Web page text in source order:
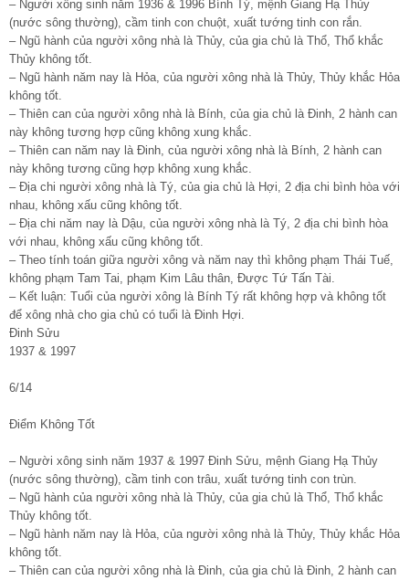
– Người xông sinh năm 1936 & 1996 Bính Tý, mệnh Giang Hạ Thủy
(nước sông thường), cầm tinh con chuột, xuất tướng tinh con rắn.
– Ngũ hành của người xông nhà là Thủy, của gia chủ là Thổ, Thổ khắc
Thủy không tốt.
– Ngũ hành năm nay là Hỏa, của người xông nhà là Thủy, Thủy khắc Hỏa
không tốt.
– Thiên can của người xông nhà là Bính, của gia chủ là Đinh, 2 hành can
này không tương hợp cũng không xung khắc.
– Thiên can năm nay là Đinh, của người xông nhà là Bính, 2 hành can
này không tương cũng hợp không xung khắc.
– Địa chi người xông nhà là Tý, của gia chủ là Hợi, 2 địa chi bình hòa với
nhau, không xấu cũng không tốt.
– Địa chi năm nay là Dậu, của người xông nhà là Tý, 2 địa chi bình hòa
với nhau, không xấu cũng không tốt.
– Theo tính toán giữa người xông và năm nay thì không phạm Thái Tuế,
không phạm Tam Tai, phạm Kim Lâu thân, Được Tứ Tấn Tài.
– Kết luận: Tuổi của người xông là Bính Tý rất không hợp và không tốt
để xông nhà cho gia chủ có tuổi là Đinh Hợi.
Đinh Sửu
1937 & 1997
6/14
Điểm Không Tốt
– Người xông sinh năm 1937 & 1997 Đinh Sửu, mệnh Giang Hạ Thủy
(nước sông thường), cầm tinh con trâu, xuất tướng tinh con trùn.
– Ngũ hành của người xông nhà là Thủy, của gia chủ là Thổ, Thổ khắc
Thủy không tốt.
– Ngũ hành năm nay là Hỏa, của người xông nhà là Thủy, Thủy khắc Hỏa
không tốt.
– Thiên can của người xông nhà là Đinh, của gia chủ là Đinh, 2 hành can